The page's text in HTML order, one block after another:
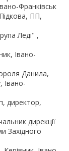
Франківськ
ПП,
Леді" ,
Івано-
Данила,
Івано-
директор,
дирекції
Західного